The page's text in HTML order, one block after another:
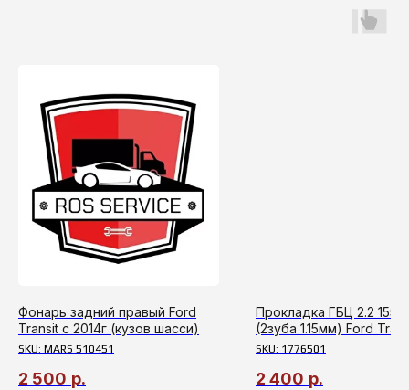
Фонарь задний правый Ford
Transit c 2014г (кузов шасси)
SKU: MARS 510451
2 500 р.
Прокладка ГБЦ 2.2 155
(2зуба 1.15мм) Ford
2014
SKU: 1776501
2 400 р.